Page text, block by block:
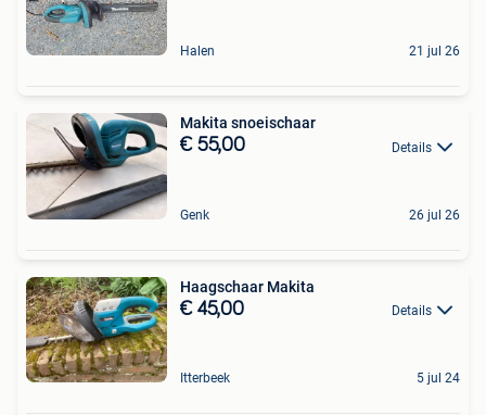
Halen 21 jul 26
Makita snoeischaar
€ 55,00 Details
Genk 26 jul 26
Haagschaar Makita
€ 45,00 Details
Itterbeek 5 jul 24